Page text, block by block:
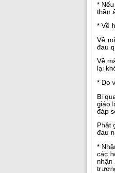
*
thần
* Về
Về
đau
Về
lại
* Do
Bi
giáo
đáp
Phật
đau
*
các
nhận